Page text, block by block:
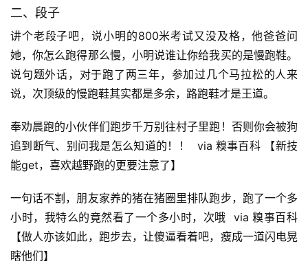
二、段子
讲个老段子吧，说小明的800米考试又没及格，他爸爸问
她，你怎么跑得那么慢，小明说谁让你给我买的是慢跑鞋。
说句题外话，对于跑了两三年，参加过几个马拉松的人来
说，次顶级的慢跑鞋其实都是多余，路跑鞋才是王道。
奉劝晨跑的小伙伴们跑步千万别往村子里跑！否则你会被狗
追到断气、别问我是怎么知道的！！  via 糗事百科 【新技
能get，喜欢越野跑的更要注意了】
一句话不割，朋友家养的猪在猪圈里排队跑步，跑了一个多
小时，我特么的竟然看了一个多小时，次哦  via 糗事百科
【做人亦该如此，跑步去，让傻逼看着吧，瘦成一道闪电晃
瞎他们】